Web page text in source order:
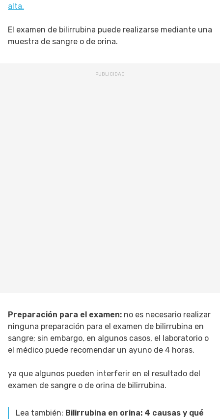
alta.
El examen de bilirrubina puede realizarse mediante una
muestra de sangre o de orina.
Preparación para el examen: no es necesario realizar
ninguna preparación para el examen de bilirrubina en
sangre; sin embargo, en algunos casos, el laboratorio o
el médico puede recomendar un ayuno de 4 horas.
ya que algunos pueden interferir en el resultado del
examen de sangre o de orina de bilirrubina.
Lea también: Bilirrubina en orina: 4 causas y qué